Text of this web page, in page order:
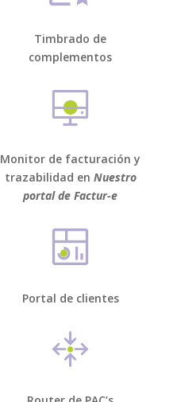
Timbrado de
complementos
Monitor de facturación y
trazabilidad en Nuestro
portal de Factur-e
Portal de clientes